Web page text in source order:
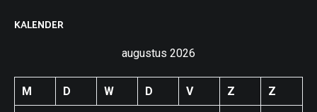
KALENDER
augustus 2026
M D W D V Z Z